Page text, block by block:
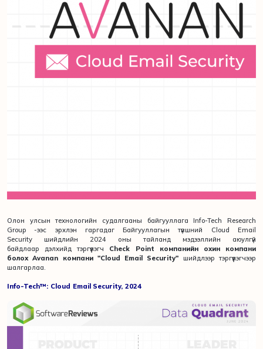
Олон улсын технологийн судалгааны байгууллага Info-Tech Research
Group -ээс эрхлэн гаргадаг Байгууллагын түвшний Cloud Email
Security шийдлийн 2024 оны тайланд мэдээллийн аюулгүй
байдлаар дэлхийд тэргүүлэгч Check Point компанийн охин компани
болох Avanan компани "Cloud Email Security" шийдлээр тэргүүлэгчээр
шалгарлаа.
Info-Tech™: Cloud Email Security, 2024